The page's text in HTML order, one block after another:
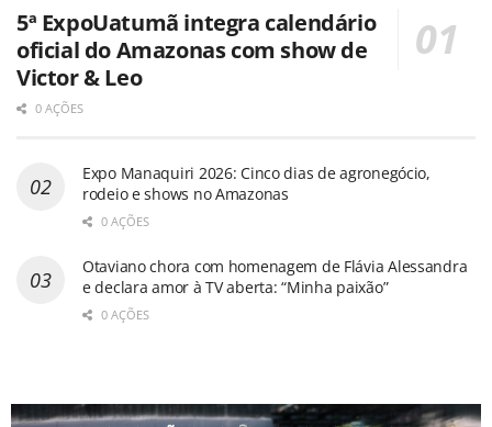
5ª ExpoUatumã integra calendário
oficial do Amazonas com show de
Victor & Leo
0 AÇÕES
Expo Manaquiri 2026: Cinco dias de agronegócio,
rodeio e shows no Amazonas
0 AÇÕES
Otaviano chora com homenagem de Flávia Alessandra
e declara amor à TV aberta: “Minha paixão”
0 AÇÕES